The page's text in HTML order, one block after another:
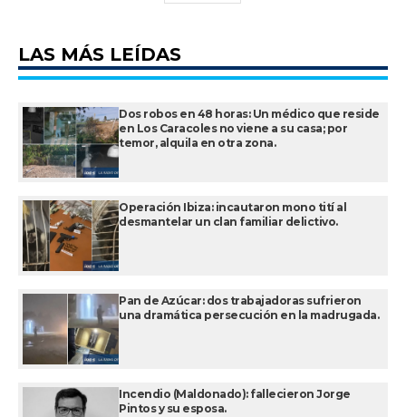
LAS MÁS LEÍDAS
Dos robos en 48 horas: Un médico que reside
en Los Caracoles no viene a su casa; por
temor, alquila en otra zona.
Operación Ibiza: incautaron mono tití al
desmantelar un clan familiar delictivo.
Pan de Azúcar: dos trabajadoras sufrieron
una dramática persecución en la madrugada.
Incendio (Maldonado): fallecieron Jorge
Pintos y su esposa.